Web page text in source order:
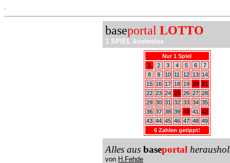
baseportal LOTTO
1 SPIEL kostenlos
Nur 1 Spiel
1
2 3 4 5 6
7
8
9 10 11 12 13
14
15
16 17 18 19 20 21
22 23 24 25 26 27 28
29 30 31 32 33 34 35
36 37 38 39 40 41
42
43 44 45 46 47 48 49
6 Zahlen getippt!
Alles aus baseportal
von H.Fehde